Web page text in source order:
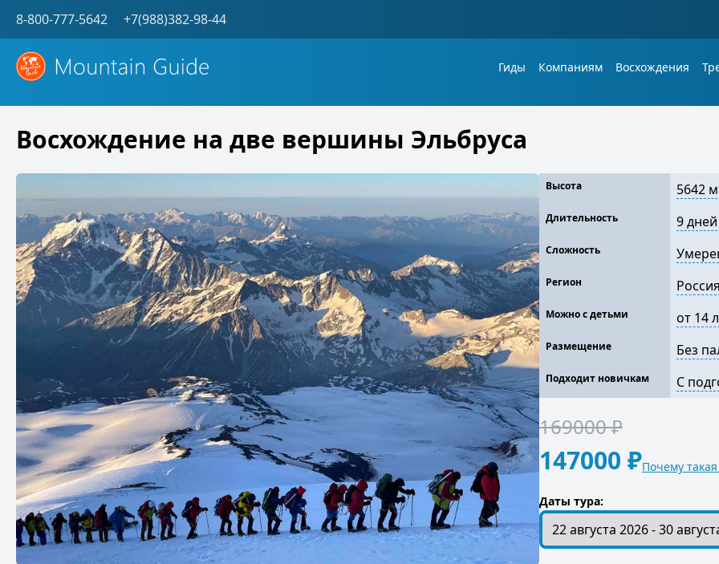
8-800-777-5642 +7(988)382-98-44
Гиды Компаниям Восхождения
Восхождение на две вершины Эльбруса
Высота 5642
Длительность 9 дней
Сложность
Регион Россия
Можно с детьми от 14
Размещение Без
Подходит новичкам С
169000 ₽
147000 ₽Почему
Даты тура: